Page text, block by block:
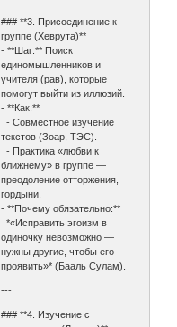
### **3. Присоединение к
группе (Хеврута)**
- **Шаг:** Поиск
единомышленников и
учителя (рав), которые
помогут выйти из иллюзий.
- **Как:**
- Совместное изучение
текстов (Зоар, ТЭС).
- Практика «любви к
ближнему» в группе —
преодоление отторжения,
гордыни.
- **Почему обязательно:**
*«Исправить эгоизм в
одиночку невозможно —
нужны другие, чтобы его
проявить»* (Бааль Сулам).
---
### **4. Изучение с